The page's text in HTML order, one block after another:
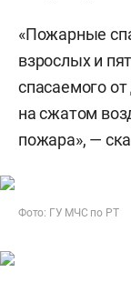
«Пожарные
взрослых и
спасаемого
на сжатом
пожара», —
Фото: ГУ МЧС по РТ